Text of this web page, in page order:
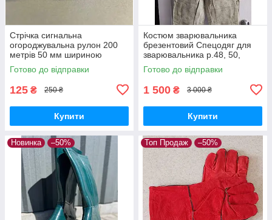
Стрічка сигнальна
огороджувальна рулон 200
метрів 50 мм шириною
червоно-біла без клейкого
шару Сталь артикул 36036
Готово до відправки
125 ₴ 250 ₴
Купити
Костюм зварювальника
брезентовий Спецодяг для
зварювальника р.48, 50,
52,54,56,58
Готово до відправки
1 500 ₴ 3 000 ₴
Купити
Новинка –50% Топ Продаж –50%